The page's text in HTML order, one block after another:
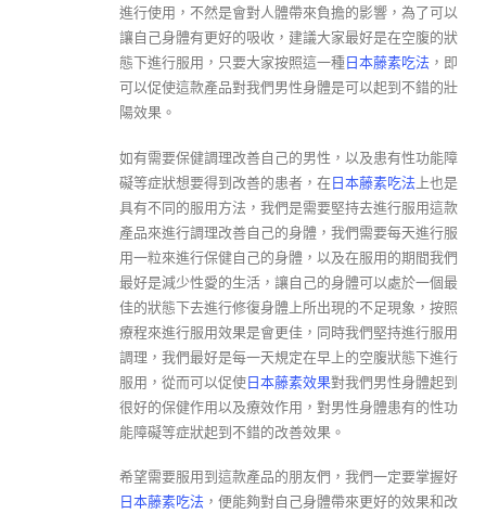
進行使用，不然是會對人體帶來負擔的影響，為了可以
讓自己身體有更好的吸收，建議大家最好是在空腹的狀
態下進行服用，只要大家按照這一種日本藤素吃法 ，即
可以促使這款產品對我們男性身體是可以起到不錯的壯
陽效果。
如有需要保健調理改善自己的男性，以及患有性功能障
礙等症狀想要得到改善的患者，在日本藤素吃法 上也是
具有不同的服用方法，我們是需要堅持去進行服用這款
產品來進行調理改善自己的身體，我們需要每天進行服
用一粒來進行保健自己的身體，以及在服用的期間我們
最好是減少性愛的生活，讓自己的身體可以處於一個最
佳的狀態下去進行修復身體上所出現的不足現象，按照
療程來進行服用效果是會更佳，同時我們堅持進行服用
調理，我們最好是每一天規定在早上的空腹狀態下進行
服用，從而可以促使日本藤素效果對我們男性身體起到
很好的保健作用以及療效作用，對男性身體患有的性功
能障礙等症狀起到不錯的改善效果。
希望需要服用到這款產品的朋友們，我們一定要掌握好
日本藤素吃法 ，便能夠對自己身體帶來更好的效果和改